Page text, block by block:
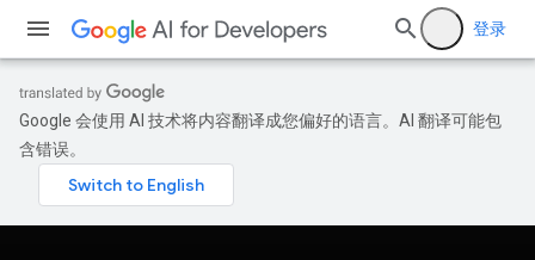
登录
Google 会使用 AI 技术将内容翻译成您偏好的语言。AI 翻译可能包
含错误。